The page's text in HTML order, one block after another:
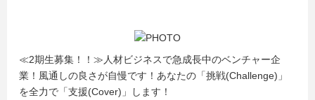
≪2期生募集！！≫人材ビジネスで急成長中のベンチャー企
業！風通しの良さが自慢です！あなたの「挑戦(Challenge)」
を全力で「支援(Cover)」します！